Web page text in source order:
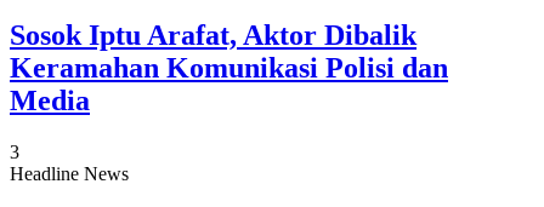
Sosok Iptu Arafat, Aktor Dibalik
Keramahan Komunikasi Polisi dan
Media
3
Headline News